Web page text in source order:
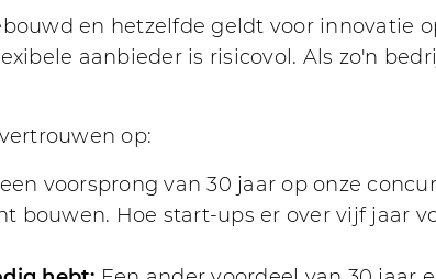
en hetzelfde geldt voor innovatie
aanbieder is risicovol. Als zo'n
op:
voorsprong van 30 jaar op onze
bouwen. Hoe start-ups er over vijf jaar